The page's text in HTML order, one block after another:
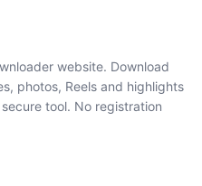
website. Download
photos, Reels and highlights
tool. No registration